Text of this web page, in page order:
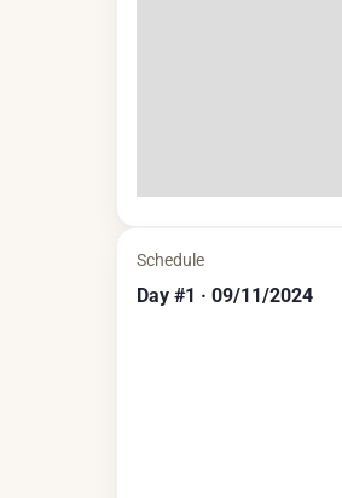
Schedule
Day #1 · 09/11/2024